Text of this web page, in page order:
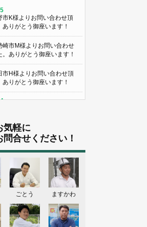
市K様よりお問い合わせ頂
ありがとう御座います！
崎市M様よりお問い合わせ
。ありがとう御座います！
市H様よりお問い合わせ頂
ありがとう御座います！
市O様よりお問い合わせ
ありがとう御座います！
崎市H様よりお問い合わせ
ありがとう御座います！
市M様よりお問い合わせ頂
ありがとう御座います！
市S様よりお問い合わせ頂
崎市K様よりお問い合わせ
気軽に
問合せください！
ごとう ますかわ